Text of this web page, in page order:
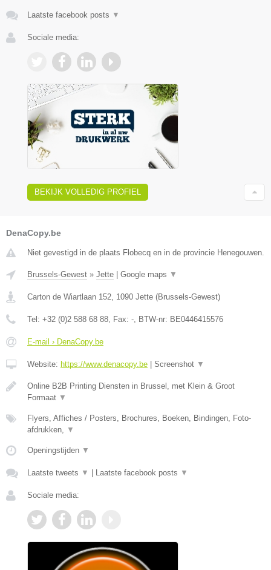
Laatste facebook posts ▼
Sociale media:
BEKIJK VOLLEDIG PROFIEL
DenaCopy.be
Niet gevestigd in de plaats Flobecq en in de provincie Henegouwen.
Brussels-Gewest » Jette | Google maps ▼
Carton de Wiartlaan 152 1090 Jette (Brussels-Gewest)
Tel: +32 (0)2 588 68 88 , Fax: - , BTW-nr: BE0446415576
E-mail › DenaCopy.be
Website: https://www.denacopy.be | Screenshot ▼
Online B2B Printing Diensten in Brussel, met Klein & Groot
Formaat ▼
Flyers, Affiches / Posters, Brochures, Boeken, Bindingen, Foto-
afdrukken,
▼
Openingstijden ▼
Laatste tweets ▼ | Laatste facebook posts ▼
Sociale media: